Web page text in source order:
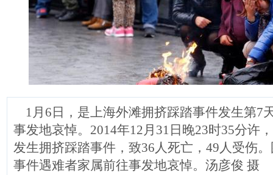
1月6日，是上海外滩拥挤踩踏事件发生第7
事发地哀悼。2014年12月31日晚23时35分许
发生拥挤踩踏事件，致36人死亡，49人受伤
事件遇难者家属前往事发地哀悼。汤彦俊 摄